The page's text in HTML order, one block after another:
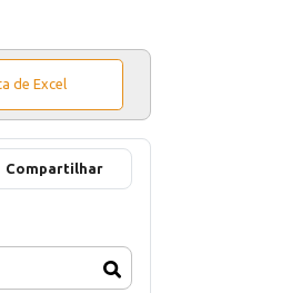
de Excel
Compartilhar